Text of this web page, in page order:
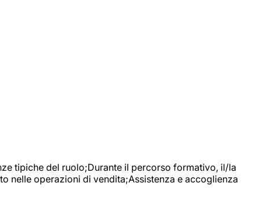
tipiche del ruolo;Durante il percorso formativo, il/la
nelle operazioni di vendita;Assistenza e accoglienza